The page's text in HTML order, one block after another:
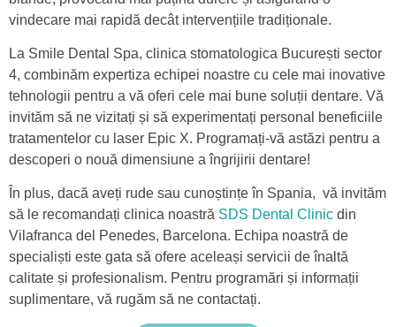
vindecare mai rapidă decât intervențiile tradiționale.
La Smile Dental Spa, clinica stomatologica București sector
4, combinăm expertiza echipei noastre cu cele mai inovative
tehnologii pentru a vă oferi cele mai bune soluții dentare. Vă
invităm să ne vizitați și să experimentați personal beneficiile
tratamentelor cu laser Epic X. Programați-vă astăzi pentru a
descoperi o nouă dimensiune a îngrijirii dentare!
În plus, dacă aveți rude sau cunoștințe în Spania, vă invităm
să le recomandați clinica noastră SDS Dental Clinic din
Vilafranca del Penedes, Barcelona. Echipa noastră de
specialiști este gata să ofere aceleași servicii de înaltă
calitate și profesionalism. Pentru programări și informații
suplimentare, vă rugăm să ne contactați.